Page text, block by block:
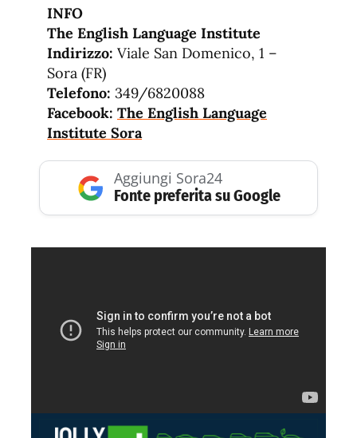
INFO
The English Language Institute
Indirizzo: Viale San Domenico, 1 –
Sora (FR)
Telefono: 349/6820088
Facebook: The English Language
Institute Sora
Aggiungi Sora24
Fonte preferita su Google